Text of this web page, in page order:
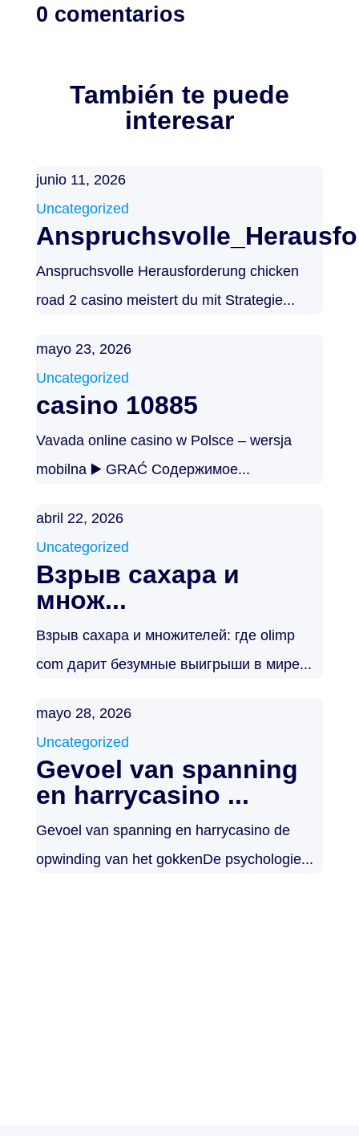
0 comentarios
También te puede
interesar
junio 11, 2026
Uncategorized
Anspruchsvolle Herausforderung chicken
road 2 casino meistert du mit Strategie...
mayo 23, 2026
Uncategorized
casino 10885
Vavada online casino w Polsce – wersja
mobilna ▶️ GRAĆ Содержимое...
abril 22, 2026
Uncategorized
Взрыв сахара и
множ...
Взрыв сахара и множителей: где olimp
com дарит безумные выигрыши в мире...
mayo 28, 2026
Uncategorized
Gevoel van spanning
en harrycasino ...
Gevoel van spanning en harrycasino de
opwinding van het gokkenDe psychologie...